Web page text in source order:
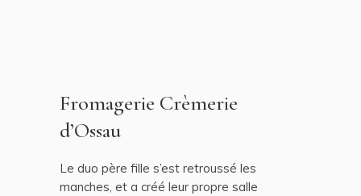
Fromagerie Crèmerie
d’Ossau
Le duo père fille s’est retroussé les
manches, et a créé leur propre salle